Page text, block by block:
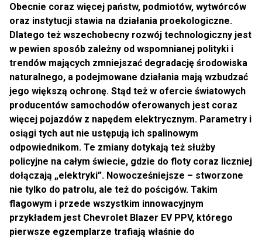
Obecnie coraz więcej państw, podmiotów, wytwórców
oraz instytucji stawia na działania proekologiczne.
Dlatego też wszechobecny rozwój technologiczny jest
w pewien sposób zależny od wspomnianej polityki i
trendów mających zmniejszać degradację środowiska
naturalnego, a podejmowane działania mają wzbudzać
jego większą ochronę. Stąd też w ofercie światowych
producentów samochodów oferowanych jest coraz
więcej pojazdów z napędem elektrycznym. Parametry i
osiągi tych aut nie ustępują ich spalinowym
odpowiednikom. Te zmiany dotykają też służby
policyjne na całym świecie, gdzie do floty coraz liczniej
dołączają „elektryki”. Nowocześniejsze – stworzone
nie tylko do patrolu, ale też do pościgów. Takim
flagowym i przede wszystkim innowacyjnym
przykładem jest Chevrolet Blazer EV PPV, którego
pierwsze egzemplarze trafiają właśnie do